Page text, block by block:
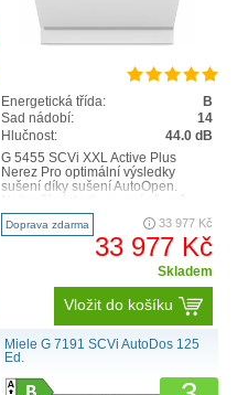
Energetická třída:
B
Sad nádobí:
14
Hlučnost:
44.0 dB
G 5455 SCVi XXL Active Plus
Nerez Pro optimální výsledky
sušení díky sušení AutoOpen.
hodinu –QuickPowerWash Inova..
Doprava zdarma 33 977 Kč
33 977 Kč
Skladem
Vložit do košíku
Miele G 7191 SCVi AutoDos 125
Ed.